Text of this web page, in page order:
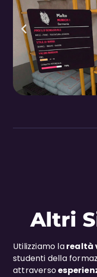
Altri
Utilizziamo larealtà
studenti della
attraverso